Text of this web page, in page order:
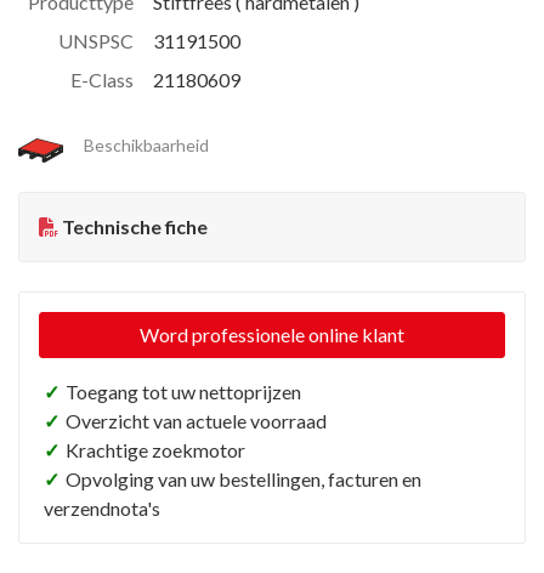
UNSPSC
31191500
E-Class
21180609
Beschikbaarheid
Technische fiche
Word professionele online klant
✓ Toegang tot uw nettoprijzen
✓ Overzicht van actuele voorraad
✓ Krachtige zoekmotor
✓ Opvolging van uw bestellingen, facturen en
verzendnota's